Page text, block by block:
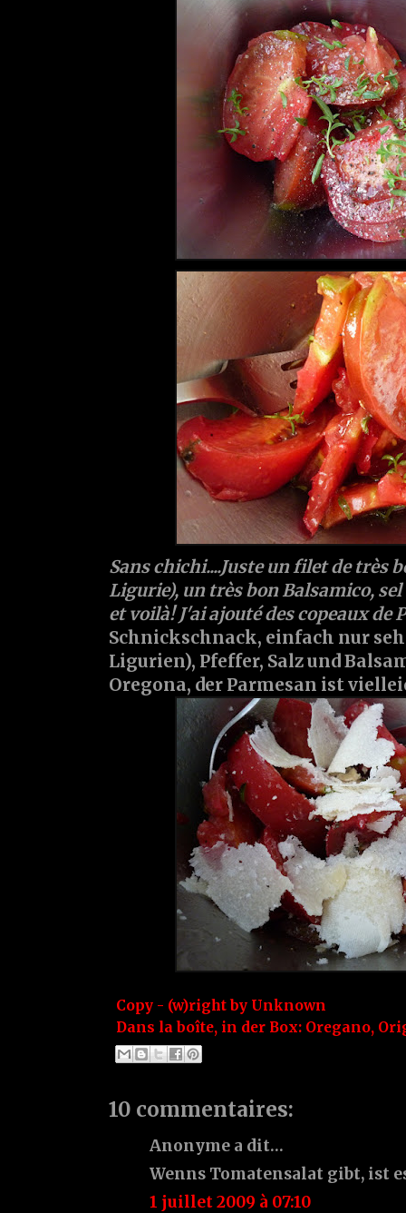
Sans chichi....Juste un filet de très
Ligurie), un très bon Balsamico,
et voilà! J'ai ajouté des copeaux de
Schnickschnack, einfach nur
Ligurien), Pfeffer, Salz und
Oregona, der Parmesan ist
Copy - (w)right by Unknown
Dans la boîte, in der Box: Oregano,
10 commentaires:
Anonyme a dit…
Wenns Tomatensalat gibt, ist
1 juillet 2009 à 07:10